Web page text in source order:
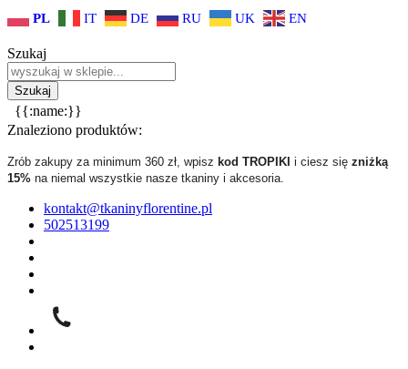
PL IT DE RU UK EN
Szukaj
{{:name:}}
Znaleziono produktów:
Zrób zakupy za minimum 360 zł, wpisz kod TROPIKI i ciesz się zniżką
15% na niemal wszystkie nasze tkaniny i akcesoria.
kontakt@tkaninyflorentine.pl
502513199